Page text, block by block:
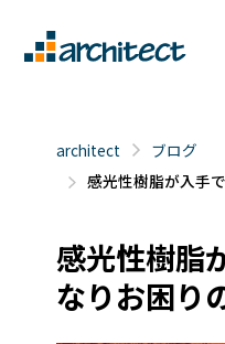
architect
ブログ
感光性樹脂が入手
感光性樹脂が入手できなく
なりお困り